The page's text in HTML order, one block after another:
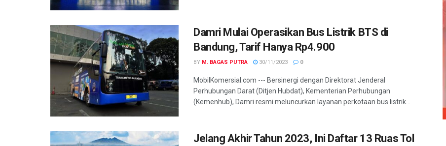
Damri Mulai Operasikan Bus Listrik BTS di
Bandung, Tarif Hanya Rp4.900
BY M. BAGAS PUTRA 30/11/2023 0
MobilKomersial.com --- Bersinergi dengan Direktorat Jenderal
Perhubungan Darat (Ditjen Hubdat), Kementerian Perhubungan
(Kemenhub), Damri resmi meluncurkan layanan perkotaan bus listrik...
Jelang Akhir Tahun 2023, Ini Daftar 13 Ruas Tol